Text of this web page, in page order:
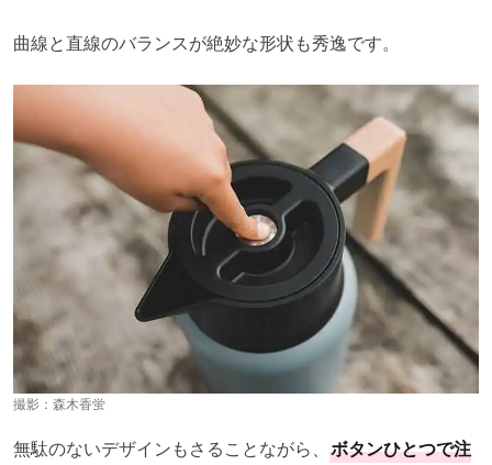
曲線と直線のバランスが絶妙な形状も秀逸です。
撮影：森木香蛍
無駄のないデザインもさることながら、 ボタンひとつで注